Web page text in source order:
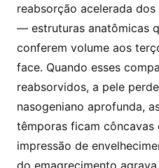
reabsorção acelerada
— estruturas anatômicas
conferem volume aos
face. Quando esses
reabsorvidos, a pele
nasogeniano aprofunda,
têmporas ficam côncavas
impressão de
do emagrecimento